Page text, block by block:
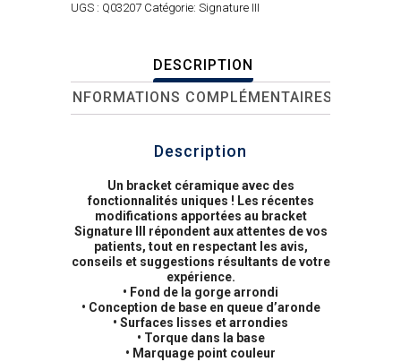
UGS : Q03207 Catégorie: Signature III
DESCRIPTION
INFORMATIONS COMPLÉMENTAIRES
Description
Un bracket céramique avec des
fonctionnalités uniques ! Les récentes
modifications apportées au bracket
Signature III répondent aux attentes de vos
patients, tout en respectant les avis,
conseils et suggestions résultants de votre
expérience.
• Fond de la gorge arrondi
• Conception de base en queue d’aronde
• Surfaces lisses et arrondies
• Torque dans la base
• Marquage point couleur